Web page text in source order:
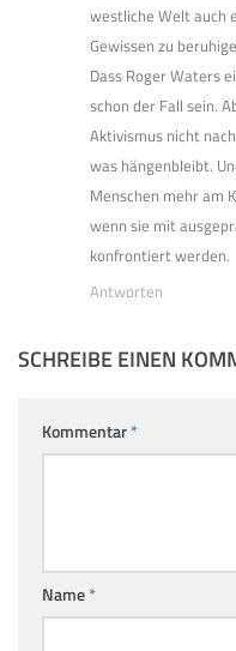
westliche Welt auch
Gewissen zu
Dass Roger Waters
schon der Fall sein.
Aktivismus nicht
was hängenbleibt.
Menschen mehr am
wenn sie mit
konfrontiert werden.
Antworten
SCHREIBE EINEN
Kommentar*
Name*